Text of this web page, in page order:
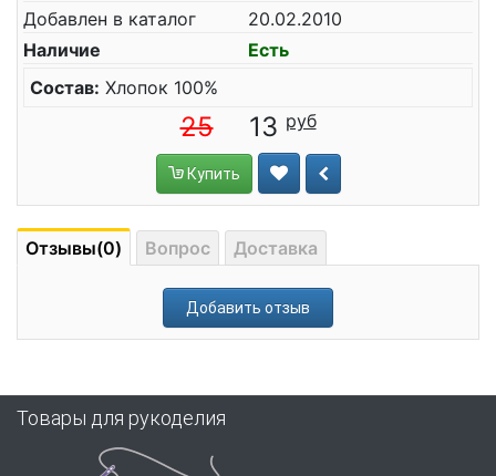
Добавлен в каталог
20.02.2010
Наличие
Есть
Состав: Хлопок 100%
25 13
Купить
Отзывы(0) Вопрос Доставка
Добавить отзыв
Товары для рукоделия